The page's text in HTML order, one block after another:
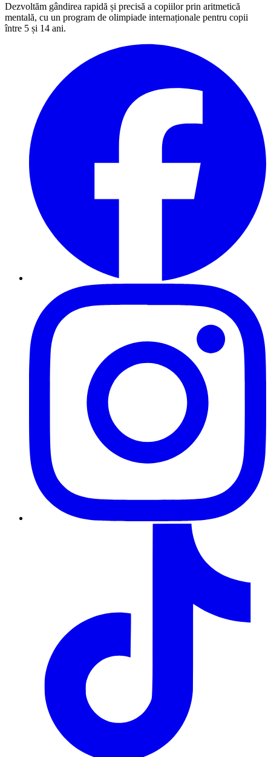
Dezvoltăm gândirea rapidă și precisă a copiilor prin aritmetică
mentală, cu un program de olimpiade internaționale pentru copii
între 5 și 14 ani.